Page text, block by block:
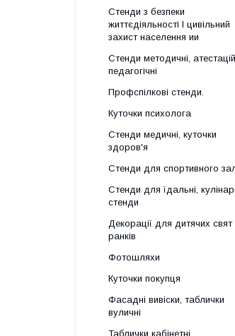
Стенди з безпеки
життєдіяльності І цивільний
захист населення ии
Стенди методичні,
педагогічні
Профспілкові стенди.
Куточки психолога
Стенди медичні, куточки
здоров'я
Стенди для спортивного
Стенди для їдальні,
стенди
Декорації для дитячих свят
ранків
Фотошляхи
Куточки покупця
Фасадні вивіски, таблички
вуличні
Таблички кабінетні